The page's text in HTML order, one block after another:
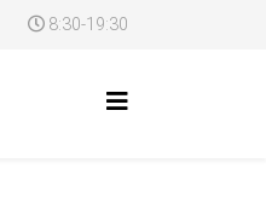
8:30-19:30